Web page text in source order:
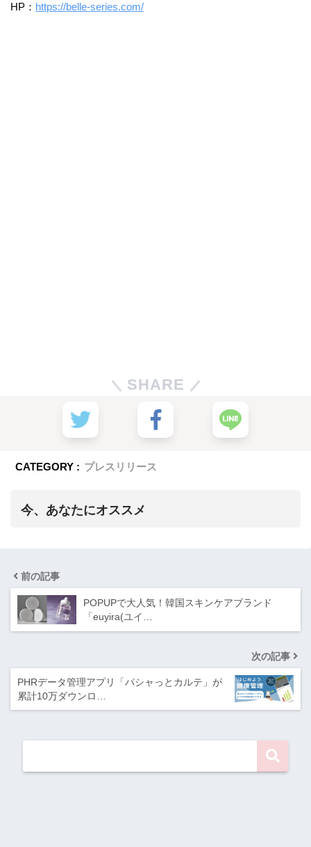
HP： https://belle-series.com/
SHARE
CATEGORY : プレスリリース
今、あなたにオススメ
前の記事
POPUPで大人気！韓国スキンケアブランド
「euyira(ユイ…
次の記事
PHRデータ管理アプリ「パシャっとカルテ」が
累計10万ダウンロ…